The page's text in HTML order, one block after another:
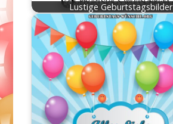
Lustige Geburtstagsbilder